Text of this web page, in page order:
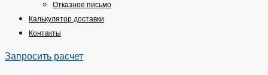
Отказное письмо
Калькулятор доставки
Контакты
Запросить расчет